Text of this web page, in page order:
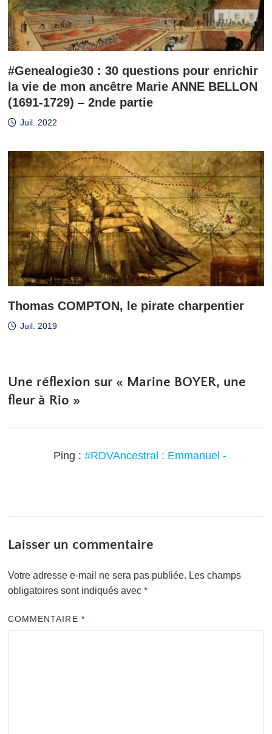
#Genealogie30 : 30 questions pour enrichir
la vie de mon ancêtre Marie ANNE BELLON
(1691-1729) – 2nde partie
Juil. 2022
Thomas COMPTON, le pirate charpentier
Juil. 2019
Une réflexion sur « Marine BOYER, une
fleur à Rio »
Ping : #RDVAncestral : Emmanuel -
Laisser un commentaire
Votre adresse e-mail ne sera pas publiée. Les champs
obligatoires sont indiqués avec *
COMMENTAIRE *